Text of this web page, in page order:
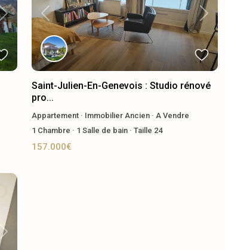
Next Previous Next
Saint-Julien-En-Genevois : Studio rénové
pro...
Appartement · Immobilier Ancien · A Vendre
1 Chambre · 1 Salle de bain · Taille 24
157.000€
Next